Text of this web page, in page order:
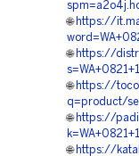
🌐 https://
🌐 https://
🌐 https://
q=product/
🌐 https://
🌐 https://